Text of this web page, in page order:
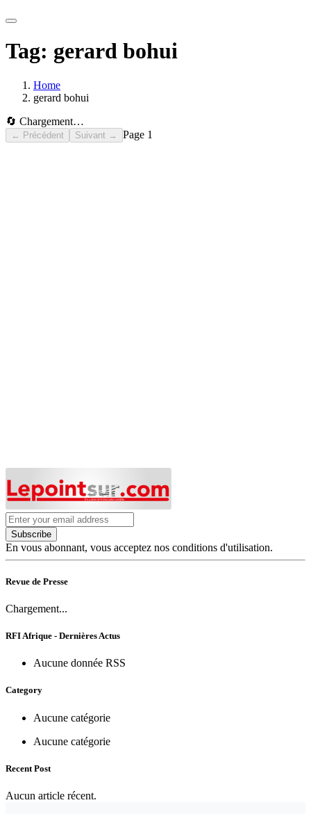
Tag: gerard bohui
Home
gerard bohui
🔄 Chargement…
← Précédent Suivant → Page 1
Subscribe
En vous abonnant, vous acceptez nos conditions d'utilisation.
Revue de Presse
Chargement...
RFI Afrique - Dernières Actus
Aucune donnée RSS
Category
Aucune catégorie
Aucune catégorie
Recent Post
Aucun article récent.